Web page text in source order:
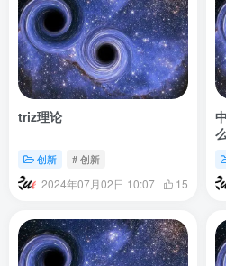
triz理论
创新 # 创新
2024年07月02日 10:07 15